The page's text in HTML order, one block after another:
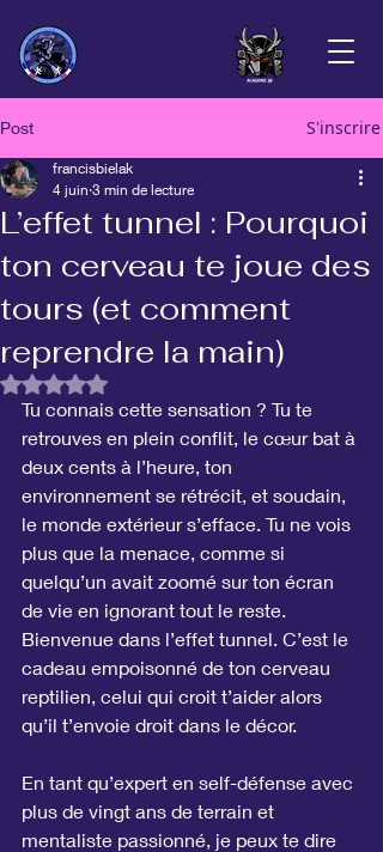
Post S'inscrire
L’effet tunnel : Pourquoi
ton cerveau te joue des
tours (et comment
reprendre la main)
francisbielak
4 juin 3 min de lecture
Noté NaN étoiles sur 5.
Tu connais cette sensation ? Tu te
retrouves en plein conflit, le cœur bat à
deux cents à l’heure, ton
environnement se rétrécit, et soudain,
le monde extérieur s’efface. Tu ne vois
plus que la menace, comme si
quelqu’un avait zoomé sur ton écran
de vie en ignorant tout le reste.
Bienvenue dans l’effet tunnel. C’est le
cadeau empoisonné de ton cerveau
reptilien, celui qui croit t’aider alors
qu’il t’envoie droit dans le décor.
En tant qu’expert en self-défense avec
plus de vingt ans de terrain et
mentaliste passionné, je peux te dire